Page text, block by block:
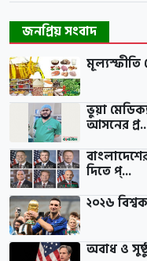
জনপ্রিয় সংবাদ
মূল্যস্ফীতি
ভুয়া
আসনের
দিতে প্...
২০২৬
অবাধ ও সুষ্ঠু